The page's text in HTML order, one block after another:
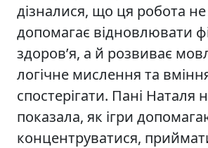
дізналися, що ця робота
допомагає відновлювати
здоров’я, а й розвиває
логічне мислення та
спостерігати. Пані Наталя
показала, як ігри
концентруватися,